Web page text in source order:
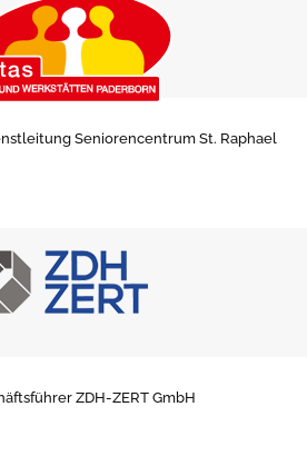
Seniorencentrum St. Raphael
ZDH-ZERT GmbH